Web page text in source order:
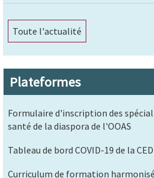
Toute l'actualité
Plateformes
Formulaire d'inscription des
santé de la diaspora de l'OOAS
Tableau de bord COVID-19 de la
Curriculum de formation